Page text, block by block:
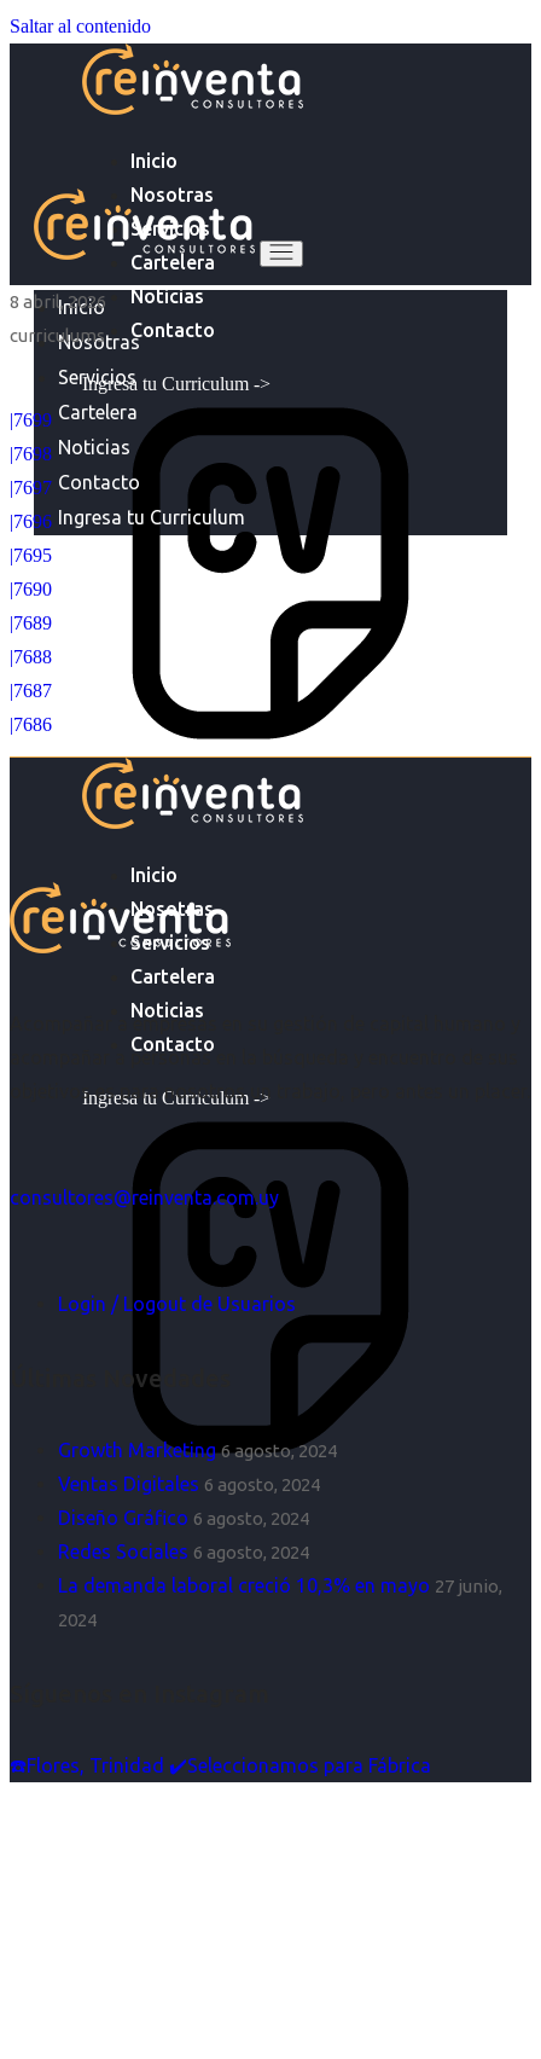
Saltar al contenido
Inicio
Nosotras
Servicios
Cartelera
Noticias
Contacto
Ingresa tu Curriculum ->
Inicio
Nosotras
Servicios
Cartelera
Noticias
Contacto
Ingresa tu Curriculum ->
Inicio
Nosotras
Servicios
Cartelera
Noticias
Contacto
Ingresa tu Curriculum
8 abril, 2026
curriculums
|7699
|7698
|7697
|7696
|7695
|7690
|7689
|7688
|7687
|7686
Acompañar a empresas en su gestión de capital humano y
acompañar a personas en la búsqueda y encuentro de sus
objetivos es para nosotros un trabajo, pero antes un placer.
consultores@reinventa.com.uy
Login / Logout de Usuarios
Últimas Novedades
Growth Marketing 6 agosto, 2024
Ventas Digitales 6 agosto, 2024
Diseño Gráfico 6 agosto, 2024
Redes Sociales 6 agosto, 2024
La demanda laboral creció 10,3% en mayo 27 junio,
2024
☎️Flores, Trinidad ✔️Seleccionamos para Fábrica